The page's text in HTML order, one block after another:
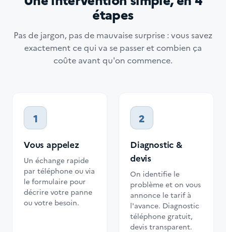
étapes
Pas de jargon, pas de mauvaise surprise : vous savez
exactement ce qui va se passer et combien ça
coûte avant qu'on commence.
1
Vous appelez
Un échange rapide
par téléphone ou via
le formulaire pour
décrire votre panne
ou votre besoin.
2
Diagnostic &
devis
On identifie le
problème et on vous
annonce le tarif à
l'avance. Diagnostic
téléphone gratuit,
devis transparent.